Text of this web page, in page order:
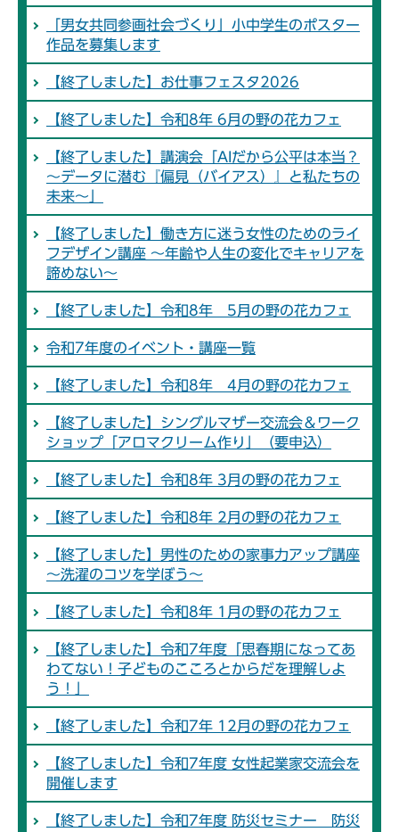
「男女共同参画社会づくり」小中学生のポスター
作品を募集します
【終了しました】お仕事フェスタ2026
【終了しました】令和8年 6月の野の花カフェ
【終了しました】講演会「AIだから公平は本当？
～データに潜む『偏見（バイアス）』と私たちの
未来～」
【終了しました】働き方に迷う女性のためのライ
フデザイン講座 ～年齢や人生の変化でキャリアを
諦めない～
【終了しました】令和8年 5月の野の花カフェ
令和7年度のイベント・講座一覧
【終了しました】令和8年 4月の野の花カフェ
【終了しました】シングルマザー交流会＆ワーク
ショップ「アロマクリーム作り」（要申込）
【終了しました】令和8年 3月の野の花カフェ
【終了しました】令和8年 2月の野の花カフェ
【終了しました】男性のための家事力アップ講座
～洗濯のコツを学ぼう～
【終了しました】令和8年 1月の野の花カフェ
【終了しました】令和7年度「思春期になってあ
わてない！子どものこころとからだを理解しよ
う！」
【終了しました】令和7年 12月の野の花カフェ
【終了しました】令和7年度 女性起業家交流会を
開催します
【終了しました】令和7年度 防災セミナー 防災